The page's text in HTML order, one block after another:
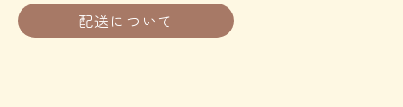
配送について